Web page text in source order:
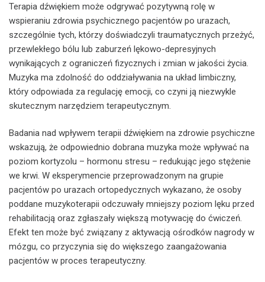
Terapia dźwiękiem może odgrywać pozytywną rolę w
wspieraniu zdrowia psychicznego pacjentów po urazach,
szczególnie tych, którzy doświadczyli traumatycznych przeżyć,
przewlekłego bólu lub zaburzeń lękowo-depresyjnych
wynikających z ograniczeń fizycznych i zmian w jakości życia.
Muzyka ma zdolność do oddziaływania na układ limbiczny,
który odpowiada za regulację emocji, co czyni ją niezwykle
skutecznym narzędziem terapeutycznym.
Badania nad wpływem terapii dźwiękiem na zdrowie psychiczne
wskazują, że odpowiednio dobrana muzyka może wpływać na
poziom kortyzolu – hormonu stresu – redukując jego stężenie
we krwi. W eksperymencie przeprowadzonym na grupie
pacjentów po urazach ortopedycznych wykazano, że osoby
poddane muzykoterapii odczuwały mniejszy poziom lęku przed
rehabilitacją oraz zgłaszały większą motywację do ćwiczeń.
Efekt ten może być związany z aktywacją ośrodków nagrody w
mózgu, co przyczynia się do większego zaangażowania
pacjentów w proces terapeutyczny.